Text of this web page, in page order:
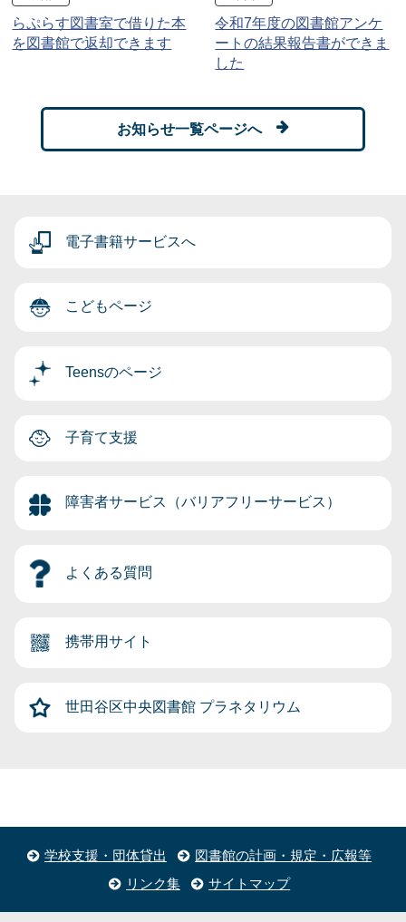
らぷらす図書室で借りた本
を図書館で返却できます
令和7年度の図書館アンケ
ートの結果報告書ができま
した
お知らせ一覧ページへ
電子書籍サービスへ
こどもページ
Teensのページ
子育て支援
障害者サービス（バリアフリーサービス）
よくある質問
携帯用サイト
世田谷区中央図書館 プラネタリウム
学校支援・団体貸出
図書館の計画・規定・広報等
リンク集
サイトマップ